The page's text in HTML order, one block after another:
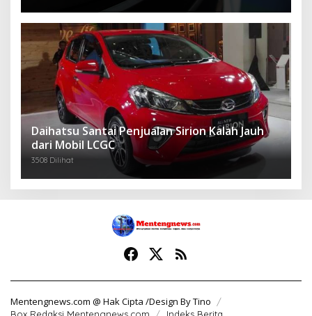
Daihatsu Santai Penjualan Sirion Kalah Jauh
dari Mobil LCGC
3508 Dilihat
Mentengnews.com @ Hak Cipta /Design By Tino